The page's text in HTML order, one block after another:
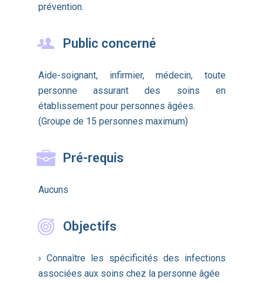
prévention.
Public concerné
Aide-soignant, infirmier, médecin, toute
personne assurant des soins en
établissement pour personnes âgées.
(Groupe de 15 personnes maximum)
Pré-requis
Aucuns
Objectifs
› Connaître les spécificités des infections
associées aux soins chez la personne âgée